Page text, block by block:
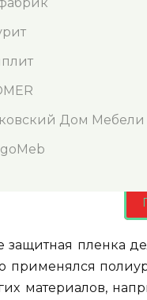
Дом Мебели
защитная пленка
применялся
материалов,